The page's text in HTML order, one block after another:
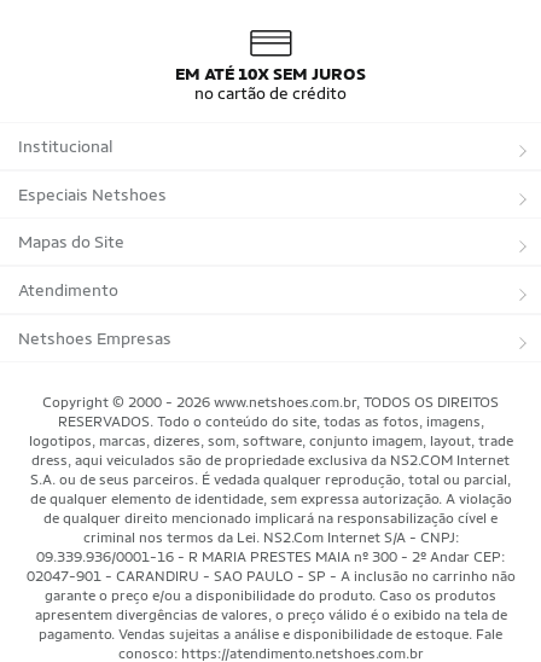
EM ATÉ 10X SEM JUROS
no cartão de crédito
Institucional
Sobre a Netshoes
Política de Privacidade
Programa de Afiliados
Regulamentos
Programa de Integridade
Blog
Black Friday Magalu
Black Friday Netshoes
Lojas Físicas
Especiais Netshoes
Suplementos
Corrida
Bicicletas
Basquete
Motorsport
Saúde Bem-Estar
Aventura
Mundo das Raquetes
Mapas do Site
Marcas
Tipos de Produtos
Atendimento
Trocas e devoluções
Minha Conta
Meus Pedidos
Pagamentos
Cancelamentos
Segurança & Privacidade
Como Comprar
Netshoes Empresas
Copyright © 2000 - 2026 www.netshoes.com.br, TODOS OS DIREITOS
RESERVADOS. Todo o conteúdo do site, todas as fotos, imagens,
logotipos, marcas, dizeres, som, software, conjunto imagem, layout, trade
dress, aqui veiculados são de propriedade exclusiva da NS2.COM Internet
S.A. ou de seus parceiros. É vedada qualquer reprodução, total ou parcial,
de qualquer elemento de identidade, sem expressa autorização. A violação
de qualquer direito mencionado implicará na responsabilização cível e
criminal nos termos da Lei. NS2.Com Internet S/A - CNPJ:
09.339.936/0001-16 - R MARIA PRESTES MAIA nº 300 - 2º Andar CEP:
02047-901 - CARANDIRU - SAO PAULO - SP - A inclusão no carrinho não
garante o preço e/ou a disponibilidade do produto. Caso os produtos
apresentem divergências de valores, o preço válido é o exibido na tela de
pagamento. Vendas sujeitas a análise e disponibilidade de estoque. Fale
conosco: https://atendimento.netshoes.com.br